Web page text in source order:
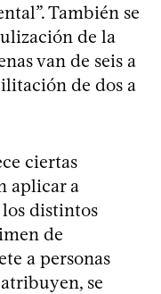
También se
de la
van de seis a
de dos a
ciertas
aplicar a
distintos
de
a personas
se